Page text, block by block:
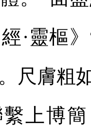
·靈樞
尺膚粗
上博